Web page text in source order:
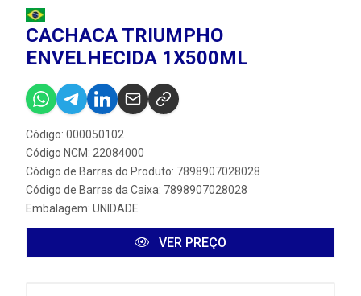
CACHACA TRIUMPHO
ENVELHECIDA 1X500ML
Código: 000050102
Código NCM: 22084000
Código de Barras do Produto: 7898907028028
Código de Barras da Caixa: 7898907028028
Embalagem: UNIDADE
VER PREÇO